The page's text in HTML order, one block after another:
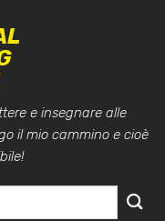
e insegnare alle
il mio cammino e cioè